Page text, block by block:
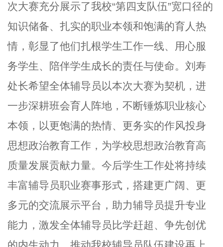
次大赛充分展示了我校“第四支队伍”宽口径的
知识储备、扎实的职业本领和饱满的育人热
情，彰显了他们扎根学生工作一线、用心服
务学生、陪伴学生成长的责任与使命。刘寿
处长希望全体辅导员以本次大赛为契机，进
一步深耕班会育人阵地，不断锤炼职业核心
本领，以更饱满的热情、更务实的作风投身
思想政治教育工作，为学校思想政治教育高
质量发展贡献力量。今后学生工作处将持续
丰富辅导员职业赛事形式，搭建更广阔、更
多元的交流展示平台，助力辅导员提升专业
能力，激发全体辅导员比学赶超、争先创优